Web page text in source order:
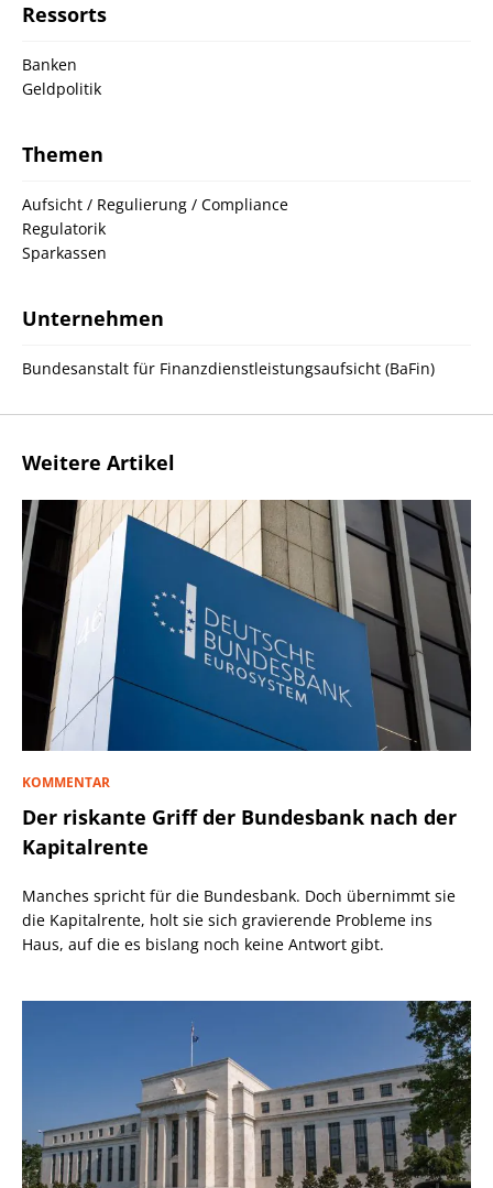
Ressorts
Banken
Geldpolitik
Themen
Aufsicht / Regulierung / Compliance
Regulatorik
Sparkassen
Unternehmen
Bundesanstalt für Finanzdienstleistungsaufsicht (BaFin)
Weitere Artikel
KOMMENTAR
Der riskante Griff der Bundesbank nach der
Kapitalrente
Manches spricht für die Bundesbank. Doch übernimmt sie
die Kapitalrente, holt sie sich gravierende Probleme ins
Haus, auf die es bislang noch keine Antwort gibt.